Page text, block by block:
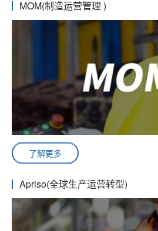
MOM(制造运营管理 )
了解更多
Apriso(全球生产运营转型)